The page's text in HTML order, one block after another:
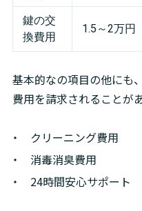
鍵の交
換費用
1.5～2万円
基本的なの項目の他にも
費用を請求されることが
クリーニング費用
消毒消臭費用
24時間安心サポート